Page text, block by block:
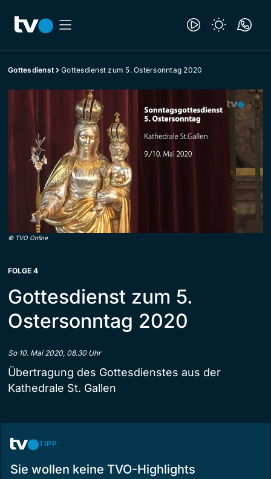
Gottesdienst Gottesdienst zum 5. Ostersonntag 2020
© TVO Online
FOLGE 4
Gottesdienst zum 5.
Ostersonntag 2020
So 10. Mai 2020, 08.30 Uhr
Übertragung des Gottesdienstes aus der
Kathedrale St. Gallen
TIPP
Sie wollen keine TVO-Highlights